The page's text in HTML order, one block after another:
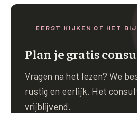
EERST KIJKEN OF HET
Plan je gratis
Vragen na het lezen? We
rustig en eerlijk. Het
vrijblijvend.